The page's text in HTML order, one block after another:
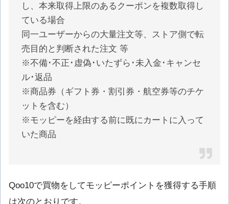
し、本来取得上限のあるクーポンを複数取得し
ている場合
同一ユーザーからの大量注文等、 ストア側で転
売目的と判断された注文 等
※不備･不正･虚偽･いたずら･未入金･キャンセ
ル･返品
※商品券（ギフト券・割引券・航空券等のチケ
ットを含む）
※モッピーを経由する前に既にカートに入って
いた商品
Qoo10で買物をしてモッピーポイントを獲得する手順
は次のとおりです。